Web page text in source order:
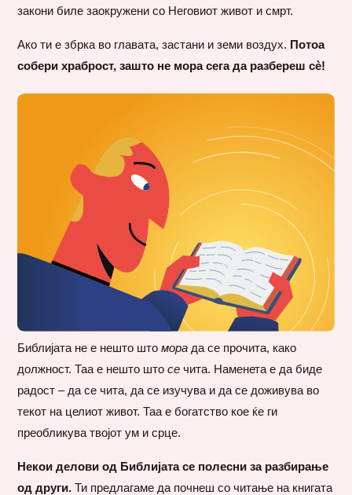
закони биле заокружени со Неговиот живот и смрт.
Ако ти е збрка во главата, застани и земи воздух. Потоа
собери храброст, зашто не мора сега да разбереш сè!
Библијата не е нешто штомора да се прочита, како
должност. Таа е нешто штосе чита. Наменета е да биде
радост – да се чита, да се изучува и да се доживува во
текот на целиот живот. Таа е богатство кое ќе ги
преобликува твојот ум и срце.
Некои делови од Библијата се полесни за разбирање
од други. Ти предлагаме да почнеш со читање на книгата